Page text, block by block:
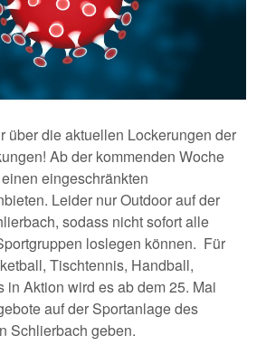
über die aktuellen Lockerungen der
Ab der kommenden Woche
eingeschränkten
Leider nur Outdoor auf der
sodass nicht sofort alle
loslegen können. Für
Tischtennis, Handball,
in Aktion wird es ab dem 25. Mai
auf der Sportanlage des
Schlierbach geben.